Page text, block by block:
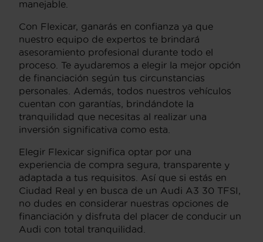
manejable.
Con Flexicar, ganarás en confianza ya que
nuestro equipo de expertos te brindará
asesoramiento profesional durante todo el
proceso. Te ayudaremos a elegir la mejor opción
de financiación según tus circunstancias
personales. Además, todos nuestros vehículos
cuentan con garantías, brindándote la
tranquilidad que necesitas al realizar una
inversión significativa como esta.
Elegir Flexicar significa optar por una
experiencia de compra segura, transparente y
adaptada a tus requisitos. Así que si estás en
Ciudad Real y en busca de un Audi A3 30 TFSI,
no dudes en considerar nuestras opciones de
financiación y disfruta del placer de conducir un
Audi con total tranquilidad.